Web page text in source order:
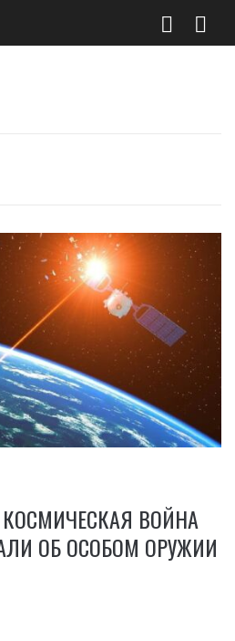
ВОЙНА
ОБ ОСОБОМ ОРУЖИИ